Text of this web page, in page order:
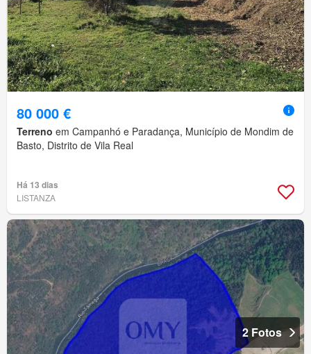
80 000 €
Terreno em Campanhó e Paradança, Município de Mondim de
Basto, Distrito de Vila Real
Há 13 dias
LISTANZA
2 Fotos